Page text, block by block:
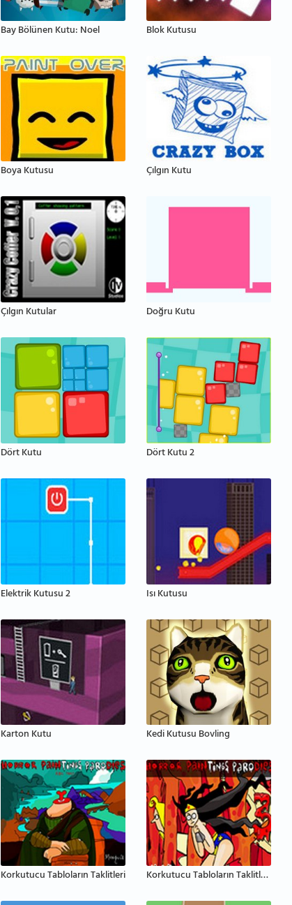
Bay Bölünen Kutu: Noel Blok Kutusu
Boya Kutusu Çılgın Kutu
Çılgın Kutular Doğru Kutu
Dört Kutu Dört Kutu 2
Elektrik Kutusu 2 Isı Kutusu
Karton Kutu Kedi Kutusu Bovling
Korkutucu Tabloların Taklitleri Korkutucu Tabloların Taklitleri 3